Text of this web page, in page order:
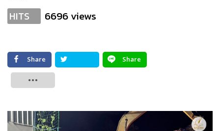
HITS 6696 views
Share
Share